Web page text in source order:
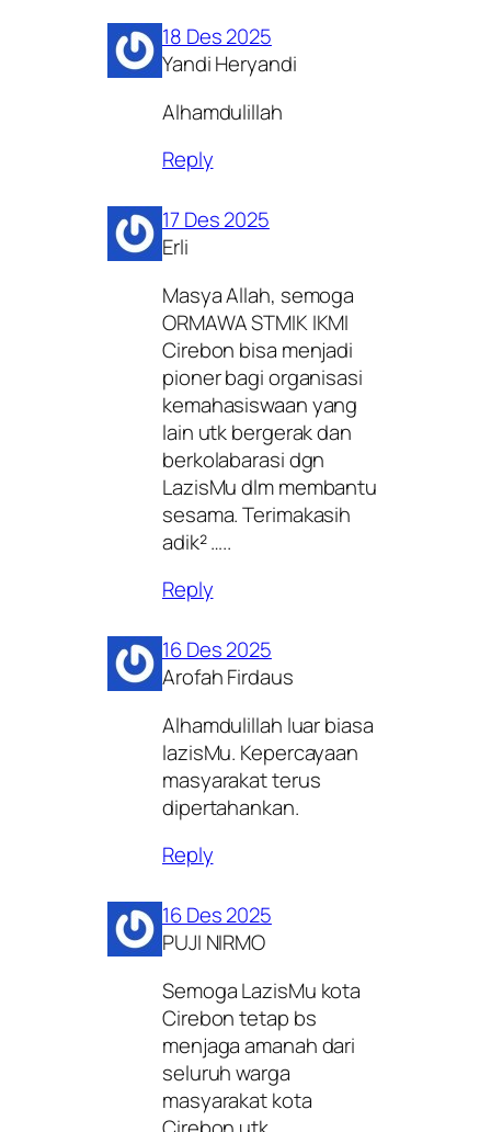
18 Des 2025
Yandi Heryandi
Alhamdulillah
Reply
17 Des 2025
Erli
Masya Allah, semoga
ORMAWA STMIK IKMI
Cirebon bisa menjadi
pioner bagi organisasi
kemahasiswaan yang
lain utk bergerak dan
berkolabarasi dgn
LazisMu dlm membantu
sesama. Terimakasih
adik² …..
Reply
16 Des 2025
Arofah Firdaus
Alhamdulillah luar biasa
lazisMu. Kepercayaan
masyarakat terus
dipertahankan.
Reply
16 Des 2025
PUJI NIRMO
Semoga LazisMu kota
Cirebon tetap bs
menjaga amanah dari
seluruh warga
masyarakat kota